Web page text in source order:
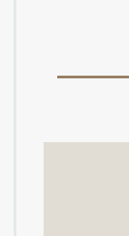
2021